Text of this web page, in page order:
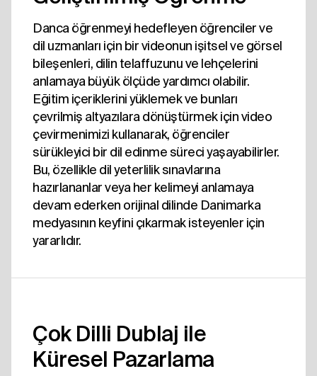
Danca öğrenmeyi hedefleyen öğrenciler ve
dil uzmanları için bir videonun işitsel ve görsel
bileşenleri, dilin telaffuzunu ve lehçelerini
anlamaya büyük ölçüde yardımcı olabilir.
Eğitim içeriklerini yüklemek ve bunları
çevrilmiş altyazılara dönüştürmek için video
çevirmenimizi kullanarak, öğrenciler
sürükleyici bir dil edinme süreci yaşayabilirler.
Bu, özellikle dil yeterlilik sınavlarına
hazırlananlar veya her kelimeyi anlamaya
devam ederken orijinal dilinde Danimarka
medyasının keyfini çıkarmak isteyenler için
yararlıdır.
Çok Dilli Dublaj ile
Küresel Pazarlama